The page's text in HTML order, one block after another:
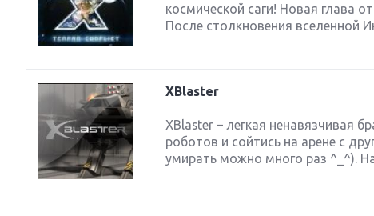
космической саги! Новая глава
После столкновения вселенной
XBlaster
XBlaster – легкая ненавязчивая
роботов и сойтись на арене с
умирать можно много раз ^_^).